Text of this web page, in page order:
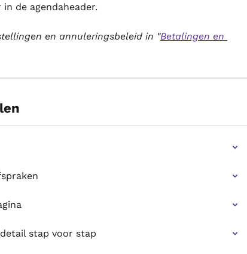
de agendaheader.
en annuleringsbeleid in "Betalingen en
stap voor stap